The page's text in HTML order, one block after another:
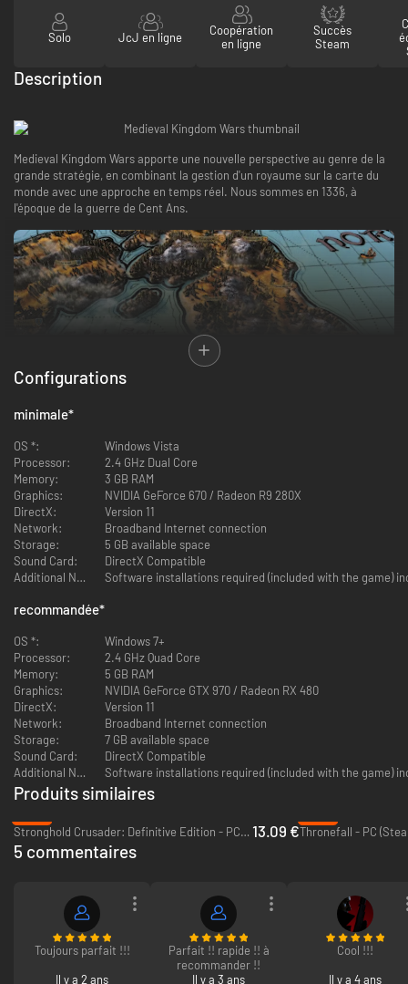
Solo JcJ en ligne
Coopération
en ligne
Succès
Steam
Description
Medieval Kingdom Wars apporte une nouvelle perspective au genre de la
grande stratégie, en combinant la gestion d'un royaume sur la carte du
monde avec une approche en temps réel. Nous sommes en 1336, à
l'époque de la guerre de Cent Ans.
votre roi. Avec plus d'une douzaine de nations et plus de 50 seigneurs
propre histoire.
Il existe de nombreuses façons de jouer. La Grande Campagne. Un jeu
d'escarmouche RTS classique avec des options solo, coop et multijoueur.
Ainsi qu’une campagne d'introduction axée sur l'histoire qui introduit le
joueur à l'époque à travers 9 scénarios élaborés.
Tout se déroule en temps réel, avec une progression de jeu semblable à
celle d'un rogue : tout ce que vous faites est constamment sauvegardé,
même pendant la bataille. Il n'y a pas de seconde chance, pas de tour, ni
de recharge multiple.
Ce jeu est le premier à fusionner la Force Fixe et le jeu RTS. Tout en
amenant votre armée au combat, vous pouvez également établir votre
nouvelles troupes au fur et à mesure que la bataille se déroule.
Configurations
minimale*
OS *:
Windows Vista
Processor:
2.4 GHz Dual Core
Memory:
3 GB RAM
Graphics:
NVIDIA GeForce 670 / Radeon R9 280X
DirectX:
Version 11
Network:
Broadband Internet connection
Storage:
5 GB available space
Sound Card:
DirectX Compatible
Additional Notes:
Software installations required (included with the game)
recommandée*
OS *:
Windows 7+
Processor:
2.4 GHz Quad Core
Memory:
5 GB RAM
Graphics:
NVIDIA GeForce GTX 970 / Radeon RX 480
DirectX:
Version 11
Network:
Broadband Internet connection
Storage:
7 GB available space
Sound Card:
DirectX Compatible
Additional Notes:
Software installations required (included with the game)
Produits similaires
Stronghold Crusader: Definitive Edition - PC (Steam) 13.09 €Thronefall - PC
5 commentaires
Toujours parfait !!!
Il y a 2 ans
Parfait !! rapide !! à
recommander !!
Il y a 3 ans
Cool !!!
Il y a 4 ans